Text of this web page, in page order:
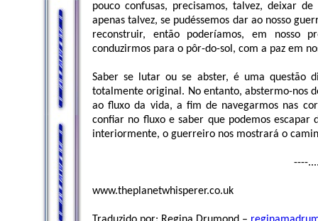
pouco confusas, precisamos, talvez, deixar
apenas talvez, se pudéssemos dar ao nosso
reconstruir, então poderíamos, em nosso
conduzirmos para o pôr-do-sol, com a paz em
Saber se lutar ou se abster, é uma questão
totalmente original. No entanto, abstermo-nos
ao fluxo da vida, a fim de navegarmos nas
confiar no fluxo e saber que podemos
interiormente, o guerreiro nos mostrará o
----
www.theplanetwhisperer.co.uk